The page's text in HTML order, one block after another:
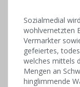
Sozialmedial
wohlvernetzten
Vermarkter
gefeiertes,
welches mittels
Mengen an
hinglimmende